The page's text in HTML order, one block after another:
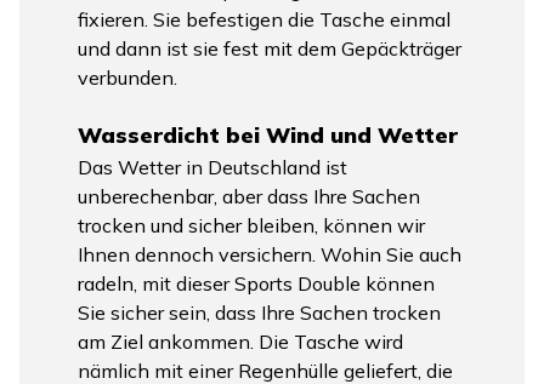
fixieren. Sie befestigen die Tasche einmal
und dann ist sie fest mit dem Gepäckträger
verbunden.
Wasserdicht bei Wind und Wetter
Das Wetter in Deutschland ist
unberechenbar, aber dass Ihre Sachen
trocken und sicher bleiben, können wir
Ihnen dennoch versichern. Wohin Sie auch
radeln, mit dieser Sports Double können
Sie sicher sein, dass Ihre Sachen trocken
am Ziel ankommen. Die Tasche wird
nämlich mit einer Regenhülle geliefert, die